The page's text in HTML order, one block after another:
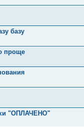
базу
проще
"ОПЛАЧЕНО"